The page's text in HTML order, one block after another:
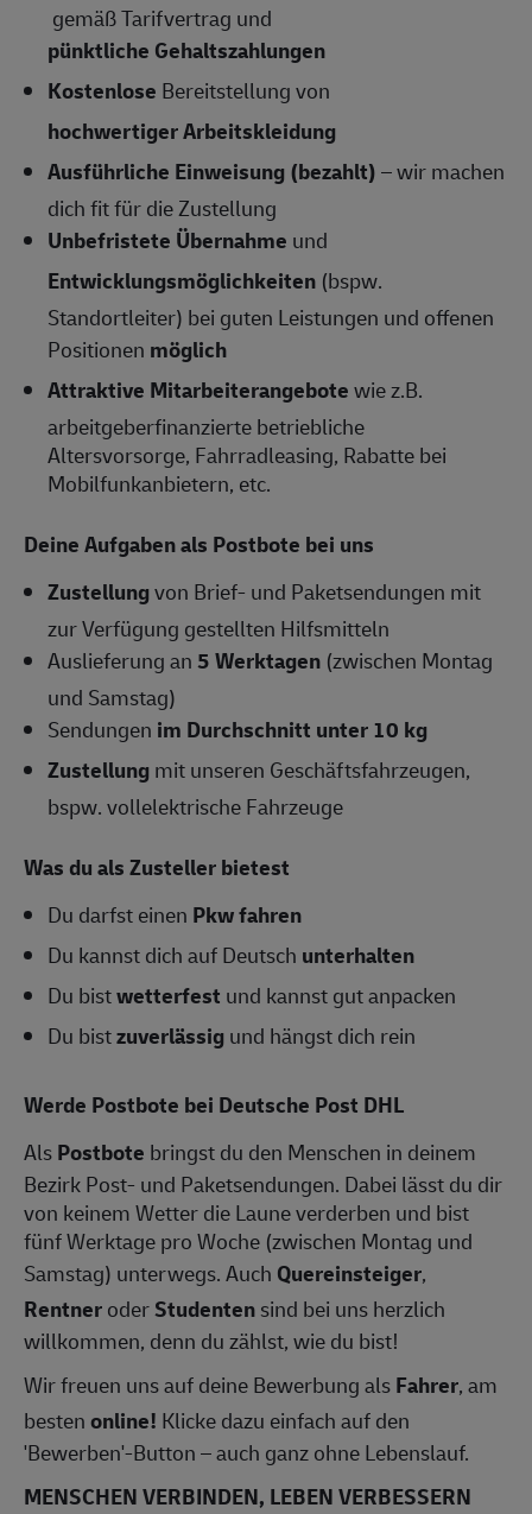
gemäß Tarifvertrag und
pünktliche Gehaltszahlungen
Kostenlose Bereitstellung von
hochwertiger Arbeitskleidung
Ausführliche Einweisung (bezahlt)– wir machen
dich fit für die Zustellung
Unbefristete Übernahme und
Entwicklungsmöglichkeiten (bspw.
Standortleiter) bei guten Leistungen und offenen
Positionen möglich
Attraktive Mitarbeiterangebotewie z.B.
arbeitgeberfinanzierte betriebliche
Altersvorsorge, Fahrradleasing, Rabatte bei
Mobilfunkanbietern, etc.
Deine Aufgaben als Postbote bei uns
Zustellungvon Brief- und Paketsendungen mit
zur Verfügung gestellten Hilfsmitteln
Auslieferung an5 Werktagen (zwischen Montag
und Samstag)
Sendungen im Durchschnitt unter 10 kg
Zustellungmit unseren Geschäftsfahrzeugen,
bspw. vollelektrische Fahrzeuge
Was du als Zusteller bietest
Du darfst einen Pkw fahren
Du kannst dich auf Deutsch unterhalten
Du bistwetterfest und kannst gut anpacken
Du bistzuverlässigund hängst dich rein
Werde Postbote bei Deutsche Post DHL
AlsPostbote bringst du den Menschen in deinem
Bezirk Post- und Paketsendungen. Dabei lässt du dir
von keinem Wetter die Laune verderben und bist
fünf Werktage pro Woche (zwischen Montag und
Samstag) unterwegs. Auch Quereinsteiger,
RentneroderStudentensind bei uns herzlich
willkommen, denn du zählst, wie du bist!
Wir freuen uns auf deine Bewerbung alsFahrer, am
bestenonline! Klicke dazu einfach auf den
'Bewerben'-Button – auch ganz ohne Lebenslauf.
MENSCHEN VERBINDEN, LEBEN VERBESSERN